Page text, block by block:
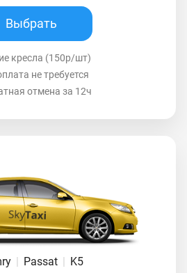
Выбрать
кресла (150р/шт)
не требуется
отмена за 12ч
Passat K5